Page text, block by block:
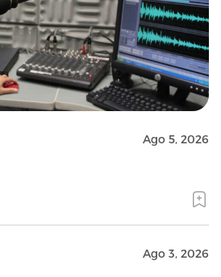
Ago 5, 2026
Ago 3, 2026